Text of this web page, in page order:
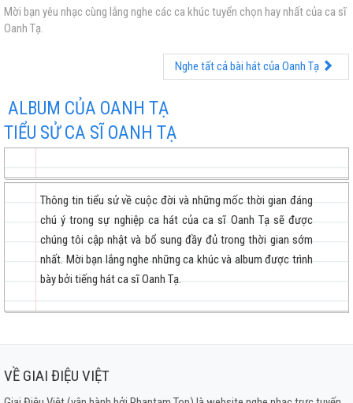
pause previous
Kiếp Sau Vẫn Muốn Lập Gia Đình Với Anh
Vắng Anh Em Thấy Cô Đơn
Mời bạn yêu nhạc cùng lắng nghe các ca khúc tuyển chọn hay nhất của ca sĩ
Oanh Tạ.
Nghe tất cả bài hát của Oanh Tạ
ALBUM CỦA OANH TẠ
TIỂU SỬ CA SĨ OANH TẠ
Thông tin tiểu sử về cuộc đời và những mốc thời gian đáng
chú ý trong sự nghiệp ca hát của ca sĩ Oanh Tạ sẽ được
chúng tôi cập nhật và bổ sung đầy đủ trong thời gian sớm
nhất. Mời bạn lắng nghe những ca khúc và album được trình
bày bởi tiếng hát ca sĩ Oanh Tạ.
VỀ GIAI ĐIỆU VIỆT